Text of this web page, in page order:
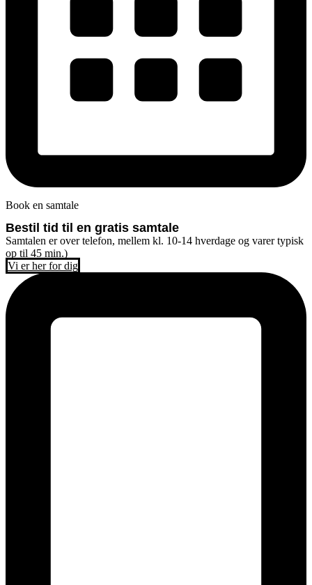
Book en samtale
Bestil tid til en gratis samtale
Samtalen er over telefon, mellem kl. 10-14 hverdage og varer typisk
op til 45 min.)
Vi er her for dig